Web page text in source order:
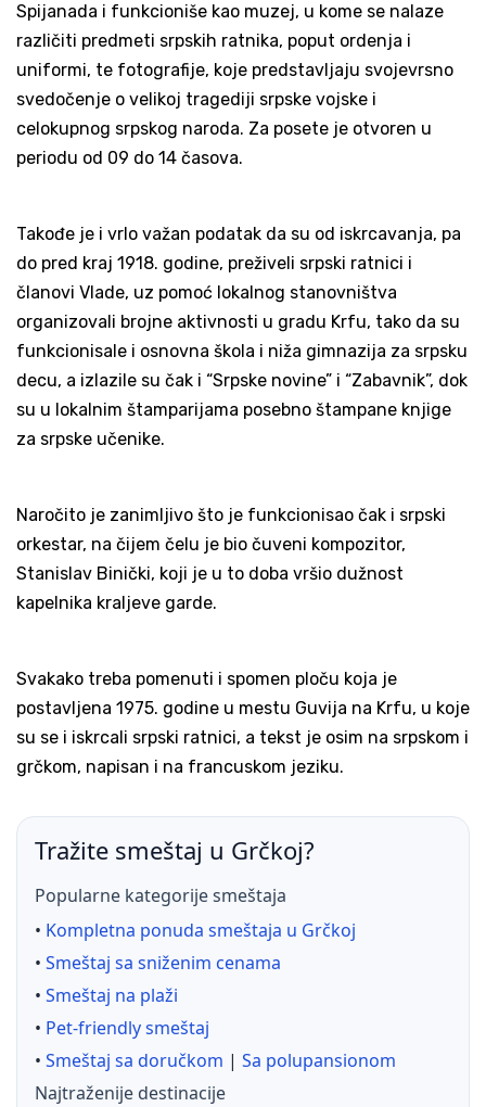
Spijanada i funkcioniše kao muzej, u kome se nalaze
različiti predmeti srpskih ratnika, poput ordenja i
uniformi, te fotografije, koje predstavljaju svojevrsno
svedočenje o velikoj tragediji srpske vojske i
celokupnog srpskog naroda. Za posete je otvoren u
periodu od 09 do 14 časova.
Takođe je i vrlo važan podatak da su od iskrcavanja, pa
do pred kraj 1918. godine, preživeli srpski ratnici i
članovi Vlade, uz pomoć lokalnog stanovništva
organizovali brojne aktivnosti u gradu Krfu, tako da su
funkcionisale i osnovna škola i niža gimnazija za srpsku
decu, a izlazile su čak i “Srpske novine” i “Zabavnik”, dok
su u lokalnim štamparijama posebno štampane knjige
za srpske učenike.
Naročito je zanimljivo što je funkcionisao čak i srpski
orkestar, na čijem čelu je bio čuveni kompozitor,
Stanislav Binički, koji je u to doba vršio dužnost
kapelnika kraljeve garde.
Svakako treba pomenuti i spomen ploču koja je
postavljena 1975. godine u mestu Guvija na Krfu, u koje
su se i iskrcali srpski ratnici, a tekst je osim na srpskom i
grčkom, napisan i na francuskom jeziku.
Tražite smeštaj u Grčkoj?
Popularne kategorije smeštaja
• Kompletna ponuda smeštaja u Grčkoj
• Smeštaj sa sniženim cenama
• Smeštaj na plaži
• Pet-friendly smeštaj
• Smeštaj sa doručkom | Sa polupansionom
Najtraženije destinacije